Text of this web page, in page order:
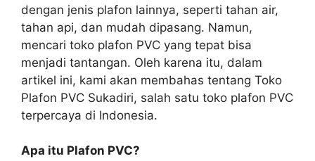
dengan jenis plafon lainnya, seperti tahan air,
tahan api, dan mudah dipasang. Namun,
mencari toko plafon PVC yang tepat bisa
menjadi tantangan. Oleh karena itu, dalam
artikel ini, kami akan membahas tentang Toko
Plafon PVC Sukadiri, salah satu toko plafon PVC
terpercaya di Indonesia.
Apa itu Plafon PVC?